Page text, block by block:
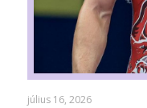
július 16, 2026